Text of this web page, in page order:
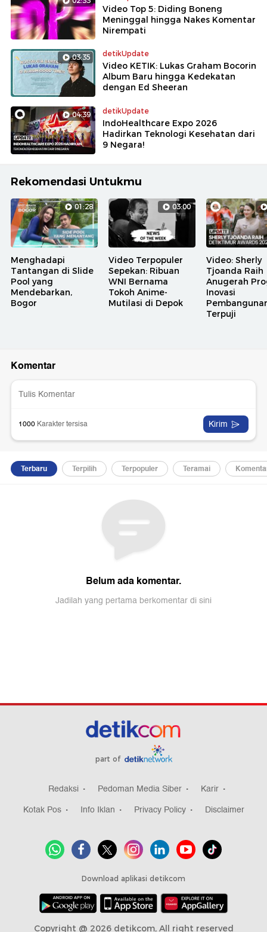
Video Top 5: Diding Boneng
Meninggal hingga Nakes Komentar
Nirempati
03:35 detikUpdate
Video KETIK: Lukas Graham Bocorin
Album Baru hingga Kedekatan
dengan Ed Sheeran
04:39 detikUpdate
IndoHealthcare Expo 2026
Hadirkan Teknologi Kesehatan dari
9 Negara!
Rekomendasi Untukmu
01:28
Menghadapi
Tantangan di Slide
Pool yang
Mendebarkan,
Bogor
03:00
Video Terpopuler
Sepekan: Ribuan
WNI Bernama
Tokoh Anime-
Mutilasi di Depok
Video: Sherly
Tjoanda Raih
Anugerah
Inovasi
Terpuji
part of
Redaksi Pedoman Media Siber
Karir
Kotak Pos
Info Iklan Privacy Policy Disclaimer
Download aplikasi detikcom
Copyright @ 2026 detikcom, All right reserved